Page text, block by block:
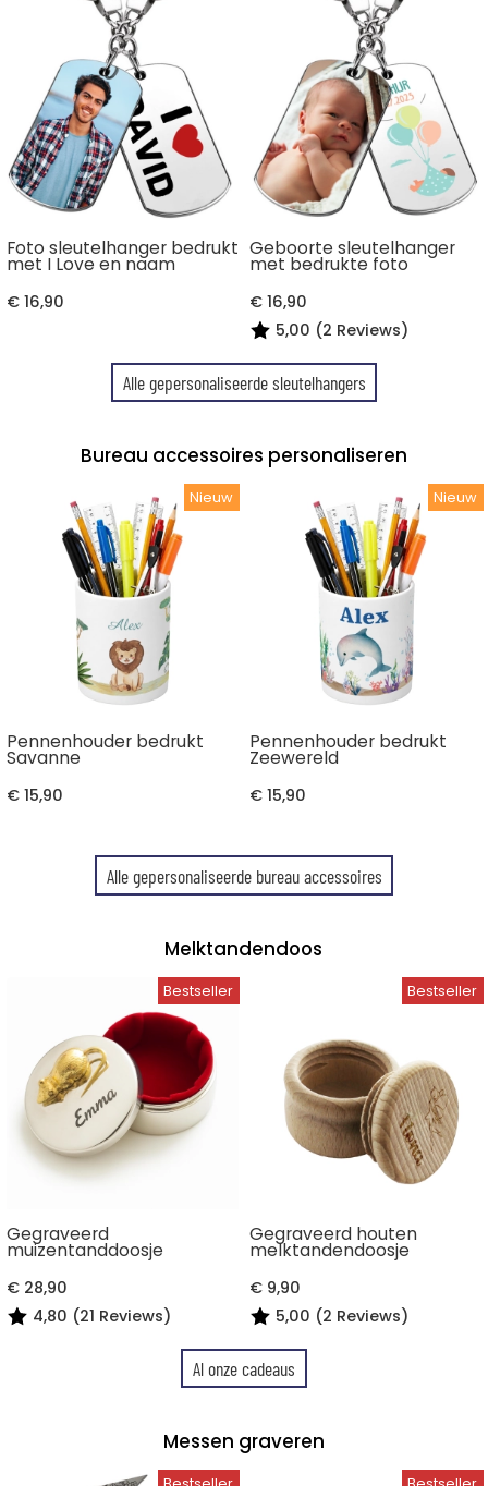
Foto sleutelhanger bedrukt
met I Love en naam
€ 16,90
Geboorte sleutelhanger
met bedrukte foto
€ 16,90
5,00 (2 Reviews)
Alle gepersonaliseerde sleutelhangers
Bureau accessoires personaliseren
Pennenhouder bedrukt
Savanne
€ 15,90
Pennenhouder bedrukt
Zeewereld
€ 15,90
Alle gepersonaliseerde bureau accessoires
Melktandendoos
Gegraveerd
muizentanddoosje
€ 28,90
4,80 (21 Reviews)
Gegraveerd houten
melktandendoosje
€ 9,90
5,00 (2 Reviews)
Al onze cadeaus
Messen graveren